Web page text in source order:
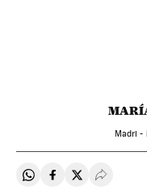
Madri -
Compartir en
Compartir en
Compartir